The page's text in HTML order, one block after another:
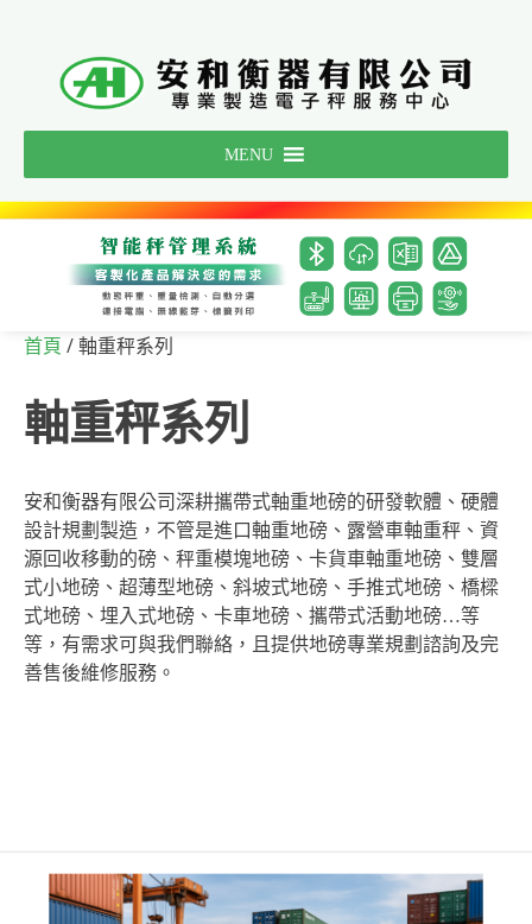
MENU
首頁 / 軸重秤系列
軸重秤系列
安和衡器有限公司深耕攜帶式軸重地磅的研發軟體、硬體
設計規劃製造，不管是進口軸重地磅、露營車軸重秤、資
源回收移動的磅、秤重模塊地磅、卡貨車軸重地磅、雙層
式小地磅、超薄型地磅、斜坡式地磅、手推式地磅、橋樑
式地磅、埋入式地磅、卡車地磅、攜帶式活動地磅…等
等，有需求可與我們聯絡，且提供地磅專業規劃諮詢及完
善售後維修服務。